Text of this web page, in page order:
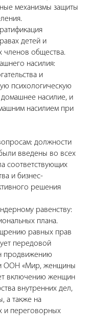
механизмы защиты
детей и
членов общества.
насилия:
и
психологическую
насилие, и
насилием при
должности
введены во всех
соответствующих
и бизнес-
решения
равенству:
плана.
равных прав
передовой
продвижению
ООН «Мир, женщины
включению женщин
внутренних дел,
а также на
и переговорных